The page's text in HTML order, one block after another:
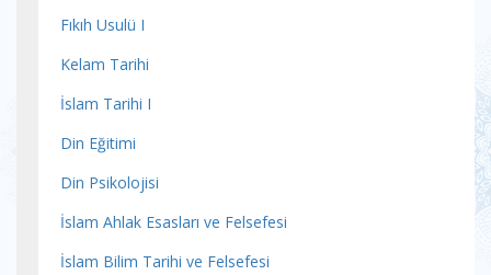
Fıkıh Usulü I
Kelam Tarihi
İslam Tarihi I
Din Eğitimi
Din Psikolojisi
İslam Ahlak Esasları ve Felsefesi
İslam Bilim Tarihi ve Felsefesi